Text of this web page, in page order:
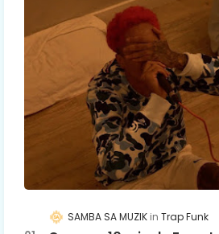
SAMBA SA MUZIK Trap Funk